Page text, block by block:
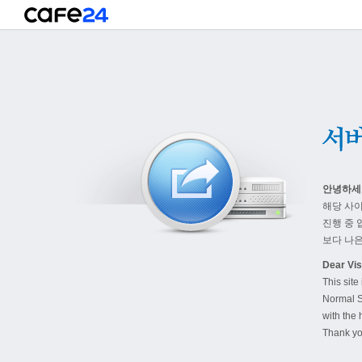
안녕하
해당 사
진행 중
보다 나
Dear
This site
Normal
with the
Thank